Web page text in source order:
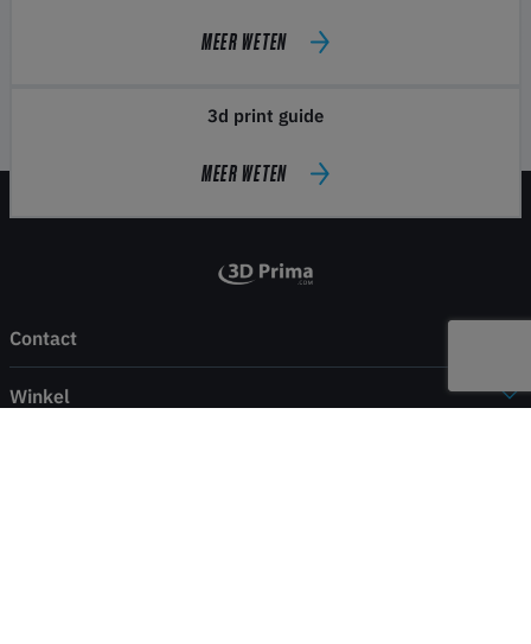
MEER WETEN
3d print guide
MEER WETEN
Contact
Winkel